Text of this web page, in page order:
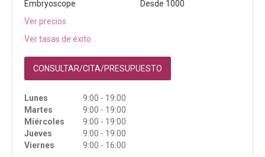
Embryoscope
Desde 1000
Ver precios
Ver tasas de éxito
CONSULTAR/CITA/PRESUPUESTO
Lunes
9:00 - 19:00
Martes
9:00 - 19:00
Miércoles
9:00 - 19:00
Jueves
9:00 - 19:00
Viernes
9:00 - 16:00